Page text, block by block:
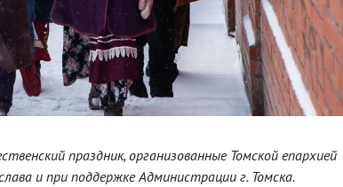
праздник, организованные Томской епархией
и при поддержке Администрации г. Томска.